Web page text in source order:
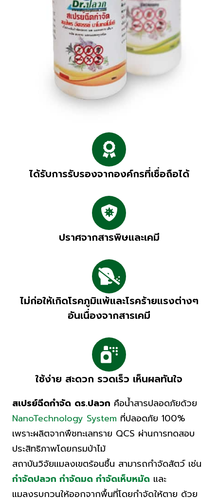
ได้รับการรับรองจากองค์กรที่เชื่อถือได้
ปราศจากสารพิษและเคมี
ไม่ก่อให้เกิดโรคภูมิแพ้และโรคร้ายแรงต่างๆ
อันเนื่องจากสารเคมี
ใช้ง่าย สะดวก รวดเร็ว เห็นผลทันใจ
สเปรย์ฉีดกำจัด ดร.ปลวก คือน้ำสารปลอดภัยด้วย
NanoTechnology System ที่ปลอดภัย 100%
เพราะผลิตจากพืชทะเลทราย QCS ผ่านการทดสอบ
ประสิทธิภาพโดยกรมป่าไม้
สถาบันวิจัยแมลงเขตร้อนชื้น สามารถกำจัดสัตว์ เช่น
กำจัดปลวก กำจัดมด กำจัดเห็บหมัด และ
แมลงรบกวนให้ออกจากพื้นที่โดยกำจัดให้ตาย ด้วย